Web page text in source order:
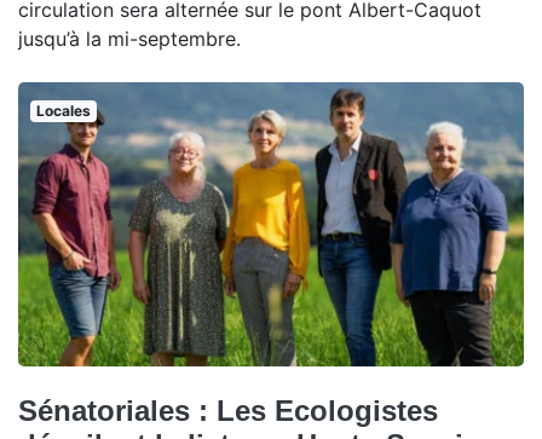
circulation sera alternée sur le pont Albert-Caquot
jusqu’à la mi-septembre.
Locales
Sénatoriales : Les Ecologistes